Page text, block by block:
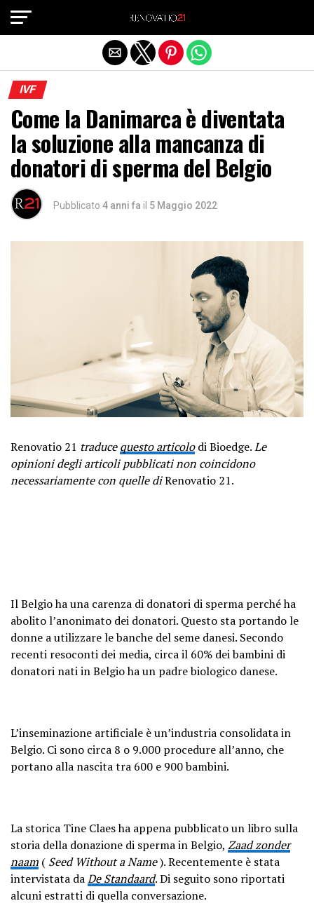
IVF
Come la Danimarca è diventata
la soluzione alla mancanza di
donatori di sperma del Belgio
Pubblicato 4 anni fa il 5 Maggio 2022
Renovatio 21 traducequesto articolodi Bioedge.Le
opinioni degli articoli pubblicati non coincidono
necessariamente con quelle diRenovatio 21.
Il Belgio ha una carenza di donatori di sperma perché ha
abolito l’anonimato dei donatori. Questo sta portando le
donne a utilizzare le banche del seme danesi. Secondo
recenti resoconti dei media, circa il 60% dei bambini di
donatori nati in Belgio ha un padre biologico danese.
L’inseminazione artificiale è un’industria consolidata in
Belgio. Ci sono circa 8 o 9.000 procedure all’anno, che
portano alla nascita tra 600 e 900 bambini.
La storica Tine Claes ha appena pubblicato un libro sulla
storia della donazione di sperma in Belgio, Zaad zonder
naam ( Seed Without a Name). Recentemente è stata
intervistata daDe Standaard. Di seguito sono riportati
alcuni estratti di quella conversazione.
Exit mobile version